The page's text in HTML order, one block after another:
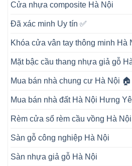
Cửa nhựa composite Hà Nội
Đã xác minh Uy tín ✅
Khóa cửa vân tay thông minh Hà
Mặt bậc cầu thang nhựa giả gỗ
Mua bán nhà chung cư Hà Nội 🏠
Mua bán nhà đất Hà Nội Hưng
Rèm cửa sổ rèm cầu vồng Hà Nội
Sàn gỗ công nghiệp Hà Nội
Sàn nhựa giả gỗ Hà Nội